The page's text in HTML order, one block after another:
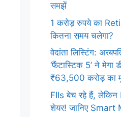
समझें
1 करोड़ रुपये का
कितना समय चलेगा?
वेदांता लिस्टिंग:
‘फैंटास्टिक 5’ ने मेगा
₹63,500 करोड़ का
FIIs बेच रहे हैं, लेकिन
शेयर! जानिए Smart